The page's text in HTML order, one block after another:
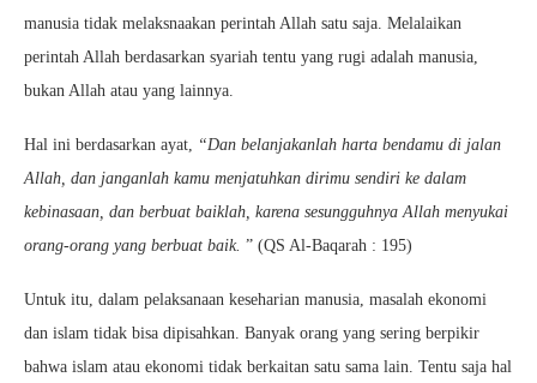
manusia tidak melaksnaakan perintah Allah satu saja. Melalaikan
perintah Allah berdasarkan syariah tentu yang rugi adalah manusia,
bukan Allah atau yang lainnya.
Hal ini berdasarkan ayat, “Dan belanjakanlah harta bendamu di jalan
Allah, dan janganlah kamu menjatuhkan dirimu sendiri ke dalam
kebinasaan, dan berbuat baiklah, karena sesungguhnya Allah menyukai
orang-orang yang berbuat baik. ” (QS Al-Baqarah : 195)
Untuk itu, dalam pelaksanaan keseharian manusia, masalah ekonomi
dan islam tidak bisa dipisahkan. Banyak orang yang sering berpikir
bahwa islam atau ekonomi tidak berkaitan satu sama lain. Tentu saja hal